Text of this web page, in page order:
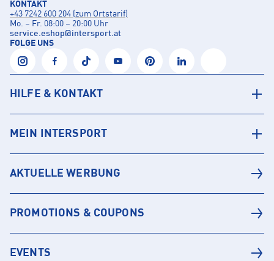
KONTAKT
+43 7242 600 204 (zum Ortstarif)
Mo. – Fr. 08:00 – 20:00 Uhr
service.eshop@intersport.at
FOLGE UNS
HILFE & KONTAKT
MEIN INTERSPORT
AKTUELLE WERBUNG
PROMOTIONS & COUPONS
EVENTS